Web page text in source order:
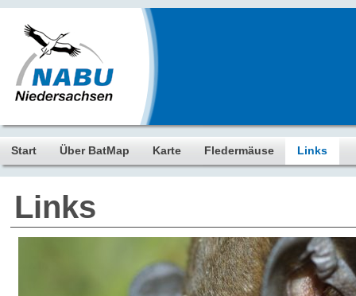
Start Über BatMap Karte Fledermäuse Links
Links